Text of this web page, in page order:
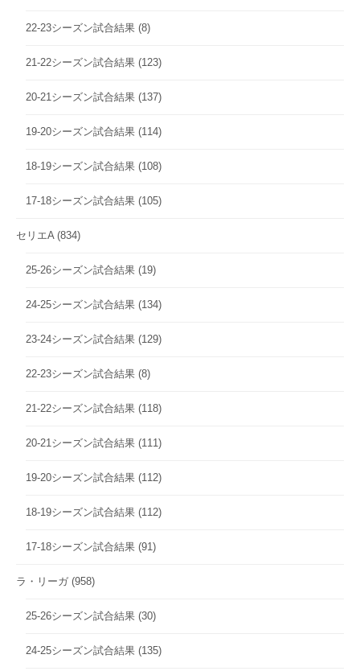
22-23シーズン試合結果 (8)
21-22シーズン試合結果 (123)
20-21シーズン試合結果 (137)
19-20シーズン試合結果 (114)
18-19シーズン試合結果 (108)
17-18シーズン試合結果 (105)
セリエA (834)
25-26シーズン試合結果 (19)
24-25シーズン試合結果 (134)
23-24シーズン試合結果 (129)
22-23シーズン試合結果 (8)
21-22シーズン試合結果 (118)
20-21シーズン試合結果 (111)
19-20シーズン試合結果 (112)
18-19シーズン試合結果 (112)
17-18シーズン試合結果 (91)
ラ・リーガ (958)
25-26シーズン試合結果 (30)
24-25シーズン試合結果 (135)